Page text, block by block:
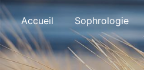
Accueil Sophrologie
Panneau de gestion des cookies